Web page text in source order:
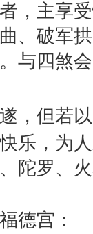
，主享
、破军
与四煞
，但若
乐，为
、陀罗、
德宫：